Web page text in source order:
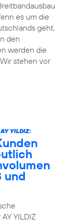
es um die
geht,
den
werden die
stehen vor
YILDIZ:
und
YILDIZ